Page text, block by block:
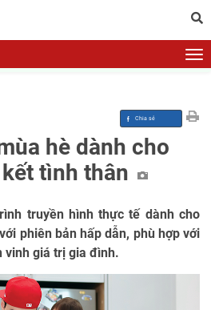
hè dành cho
tình thân
truyền hình thực tế dành cho
phiên bản hấp dẫn, phù hợp với
vinh giá trị gia đình.